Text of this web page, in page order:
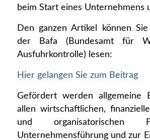
beim Start eines Unternehmens
Den ganzen Artikel können
der Bafa (Bundesamt für
Ausfuhrkontrolle) lesen:
Hier gelangen Sie zum Beitrag
Gefördert werden allgemeine
allen wirtschaftlichen,
und organisatorischen
Unternehmensführung und zur